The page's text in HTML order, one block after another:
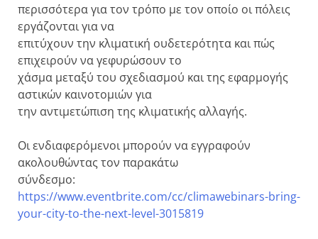
περισσότερα για τον τρόπο με τον οποίο οι πόλεις
εργάζονται για να
επιτύχουν την κλιματική ουδετερότητα και πώς
επιχειρούν να γεφυρώσουν το
χάσμα μεταξύ του σχεδιασμού και της εφαρμογής
αστικών καινοτομιών για
την αντιμετώπιση της κλιματικής αλλαγής.
Οι ενδιαφερόμενοι μπορούν να εγγραφούν
ακολουθώντας τον παρακάτω
σύνδεσμο:
https://www.eventbrite.com/cc/climawebinars-bring-
your-city-to-the-next-level-3015819